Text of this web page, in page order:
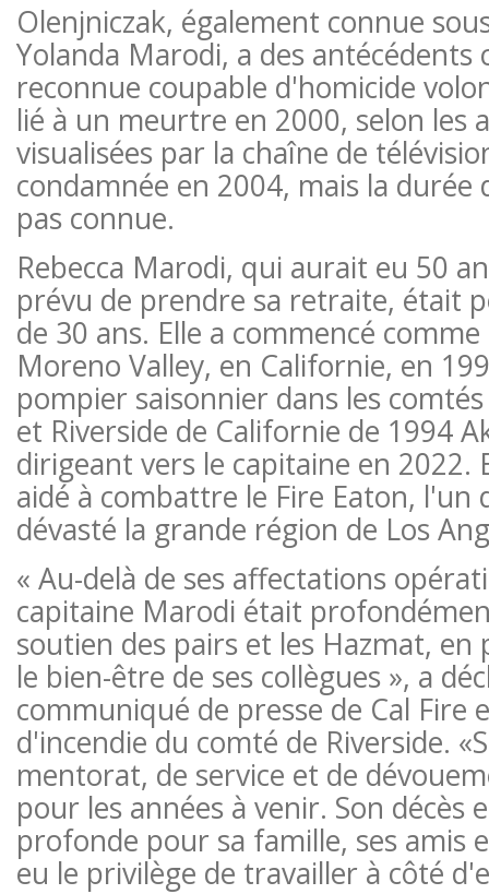
Olenjniczak, également connue
Yolanda Marodi, a des antécédents
reconnue coupable d'homicide
lié à un meurtre en 2000, selon les
visualisées par la chaîne de
condamnée en 2004, mais la durée
pas connue.
Rebecca Marodi, qui aurait eu 50
prévu de prendre sa retraite, était
de 30 ans. Elle a commencé
Moreno Valley, en Californie, en
pompier saisonnier dans les
et Riverside de Californie de 1994
dirigeant vers le capitaine en 2022.
aidé à combattre le Fire Eaton, l'un
dévasté la grande région de Los
« Au-delà de ses affectations
capitaine Marodi était
soutien des pairs et les Hazmat,
le bien-être de ses collègues », a
communiqué de presse de Cal Fire
d'incendie du comté de Riverside.
mentorat, de service et de
pour les années à venir. Son décès
profonde pour sa famille, ses amis
eu le privilège de travailler à côté